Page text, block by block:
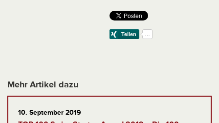
Mehr Artikel dazu
10. September 2019